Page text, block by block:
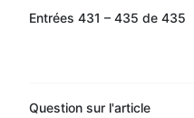
Entrées 431 – 435 de 435
Question sur l'article